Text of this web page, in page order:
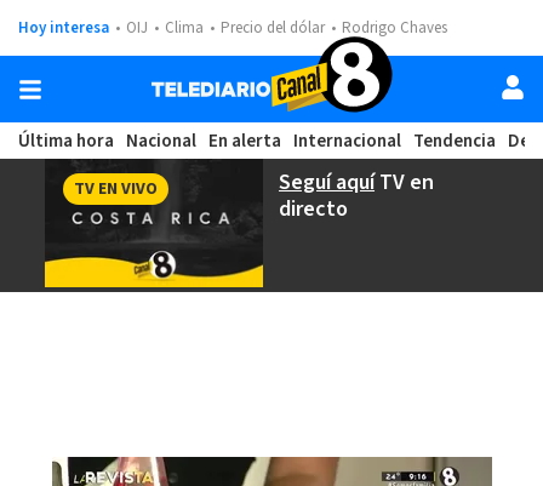
Hoy interesa OIJ Clima Precio del dólar Rodrigo Chaves
Última hora Nacional En alerta Internacional Tendencia
Seguí aquíTV en
directo
TV EN VIVO